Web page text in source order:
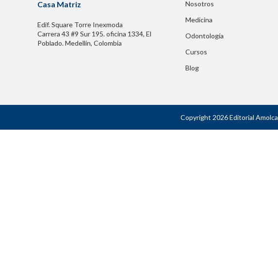
Casa Matriz
Edif. Square Torre Inexmoda
Carrera 43 #9 Sur 195. oficina 1334, El
Poblado. Medellín, Colombia
Nosotros
Medicina
Odontología
Cursos
Blog
Copyright 2026 Editorial Amolca